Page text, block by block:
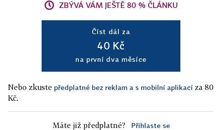
ZBÝVÁ VÁM JEŠTĚ 80 % ČLÁNKU
Číst dál za
40 Kč
na první dva měsíce
Nebo zkuste předplatné bez reklam a s mobilní aplikací za 80
Kč.
Máte již předplatné? Přihlaste se